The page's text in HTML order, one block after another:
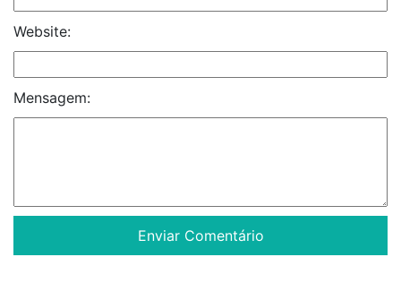
Website:
Mensagem: